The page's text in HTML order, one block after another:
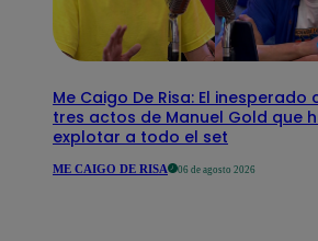
Me Caigo De Risa: El inesperado
tres actos de Manuel Gold que
explotar a todo el set
ME CAIGO DE RISA 06 de agosto 2026